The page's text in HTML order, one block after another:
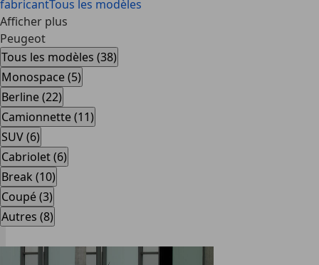
fabricantTous les modèles
Afficher plus
Peugeot
Tous les modèles (38)
Monospace (5)
Berline (22)
Camionnette (11)
SUV (6)
Cabriolet (6)
Break (10)
Coupé (3)
Autres (8)